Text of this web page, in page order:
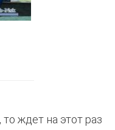
ждет на этот раз